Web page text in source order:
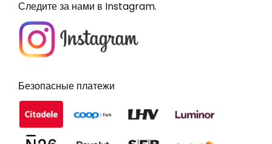
Следите за нами в Instagram.
Безопасные платежи